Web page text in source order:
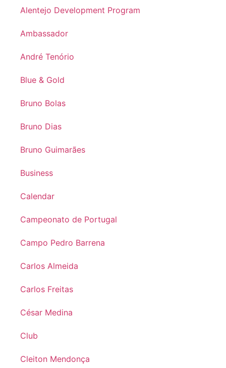
Alentejo Development Program
Ambassador
André Tenório
Blue & Gold
Bruno Bolas
Bruno Dias
Bruno Guimarães
Business
Calendar
Campeonato de Portugal
Campo Pedro Barrena
Carlos Almeida
Carlos Freitas
César Medina
Club
Cleiton Mendonça